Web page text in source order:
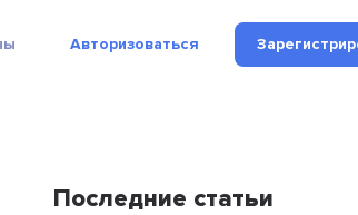
Авторизоваться
Последние статьи